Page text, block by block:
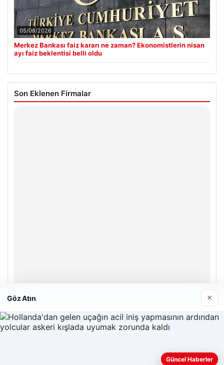
05/08/2026
Merkez Bankası faiz kararı ne zaman? Ekonomistlerin nisan
ayı faiz beklentisi belli oldu
Son Eklenen Firmalar
Enes Kaplan Avukatlık Bürosu
28/04/2026
Göz Atın ×
Güncel Haberler